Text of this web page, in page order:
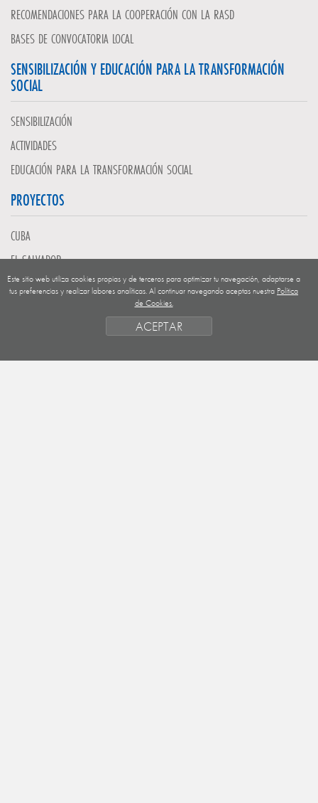
Este sitio web utiliza cookies propias y de terceros para optimizar tu navegación, adaptarse a
tus preferencias y realizar labores analíticas. Al continuar navegando aceptas nuestra Política
de Cookies.
ACEPTAR
RECOMENDACIONES PARA LA COOPERACIÓN CON LA RASD
BASES DE CONVOCATORIA LOCAL
SENSIBILIZACIÓN Y EDUCACIÓN PARA LA TRANSFORMACIÓN
SOCIAL
SENSIBILIZACIÓN
ACTIVIDADES
EDUCACIÓN PARA LA TRANSFORMACIÓN SOCIAL
PROYECTOS
CUBA
EL SALVADOR
GUATEMALA
EUROPA